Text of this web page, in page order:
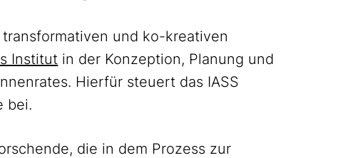
und ko-kreativen
Institut in der Konzeption, Planung und
Hierfür steuert das IASS
bei.
die in dem Prozess zur